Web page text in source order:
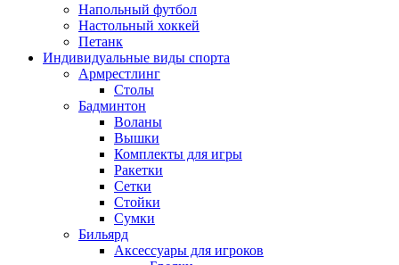
Напольный футбол
Настольный хоккей
Петанк
Индивидуальные виды спорта
Армрестлинг
Столы
Бадминтон
Воланы
Вышки
Комплекты для игры
Ракетки
Сетки
Стойки
Сумки
Бильярд
Аксессуары для игроков